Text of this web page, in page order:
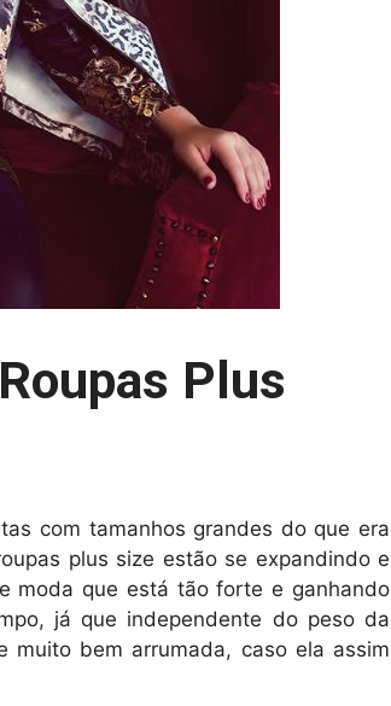
Plus
com tamanhos grandes do que era
plus size estão se expandindo e
moda que está tão forte e ganhando
já que independente do peso da
bem arrumada, caso ela assim